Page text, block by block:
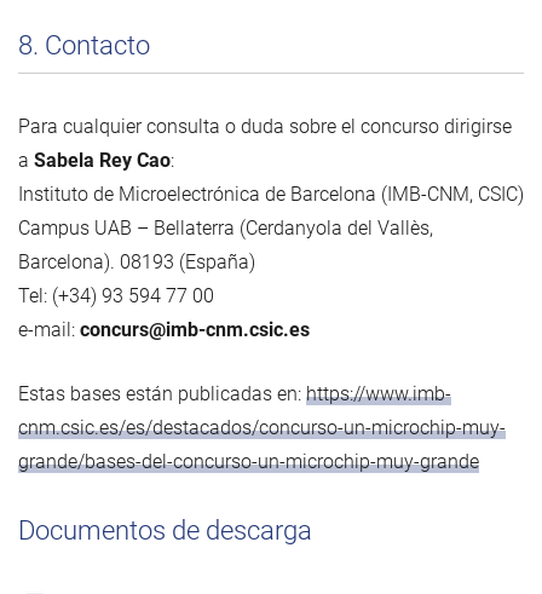
8. Contacto
Para cualquier consulta o duda sobre el concurso dirigirse
a Sabela Rey Cao:
Instituto de Microelectrónica de Barcelona (IMB-CNM, CSIC)
Campus UAB – Bellaterra (Cerdanyola del Vallès,
Barcelona). 08193 (España)
Tel: (+34) 93 594 77 00
e-mail: concurs@imb-cnm.csic.es
Estas bases están publicadas en: https://www.imb-
cnm.csic.es/es/destacados/concurso-un-microchip-muy-
grande/bases-del-concurso-un-microchip-muy-grande
Documentos de descarga